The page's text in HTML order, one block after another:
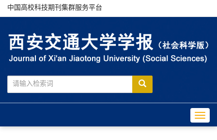
中国高校科技期刊集群服务平台